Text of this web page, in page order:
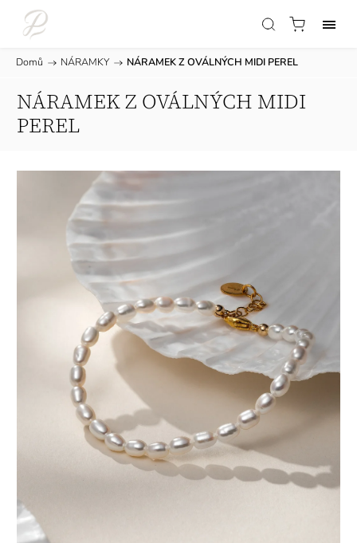
Domů / NÁRAMKY / NÁRAMEK Z OVÁLNÝCH MIDI PEREL
NÁRAMEK Z OVÁLNÝCH MIDI
PEREL